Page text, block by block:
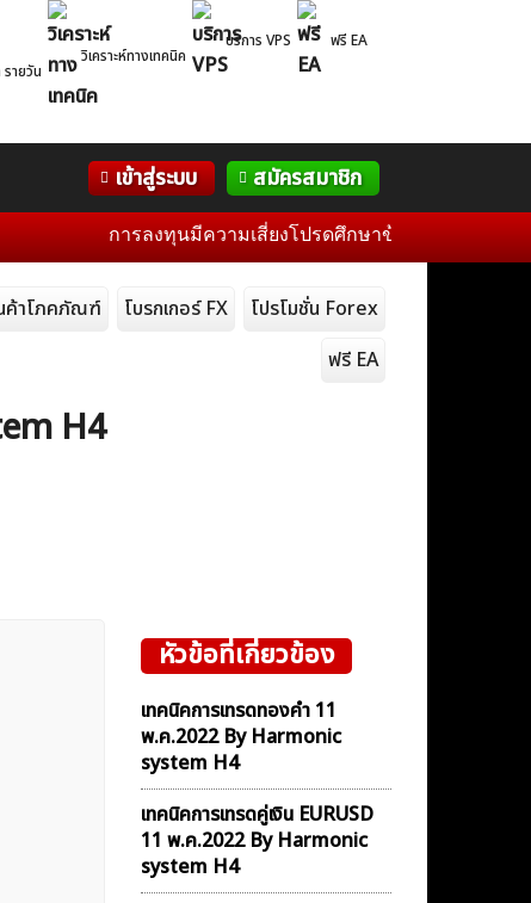
ายวัน
วิเคราะห์ทางเทคนิค
บริการ VPS ฟรี EA
เข้าสู่ระบบ สมัครสมาชิก
WelTrade กิจกรรม
ฟอรั่ม
การลงทุนมีความเสี่ยงโปรดศึกษาข้อมูลก่อนการตัดสิน
ค้าโภคภัณฑ์ โบรกเกอร์ FX
โปรโมชั่น Forex
ฟรี EA
H4
หัวข้อที่เกี่ยวข้อง
เทคนิคการเทรดทองคำ 11
พ.ค.2022 By Harmonic
system H4
เทคนิคการเทรดคู่เงิน EURUSD
11 พ.ค.2022 By Harmonic
system H4